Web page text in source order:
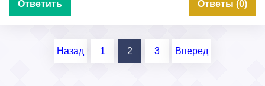
Ответить Ответы (0)
Назад 1 2 3 Вперед